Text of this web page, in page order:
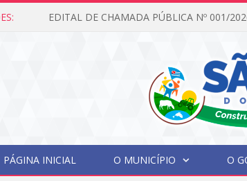
PÁGINA INICIAL O MUNICÍPIO O